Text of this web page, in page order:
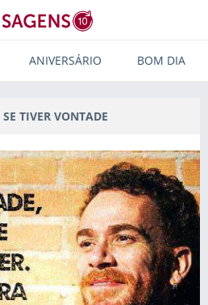
ANIVERSÁRIO BOM DIA
TIVER VONTADE